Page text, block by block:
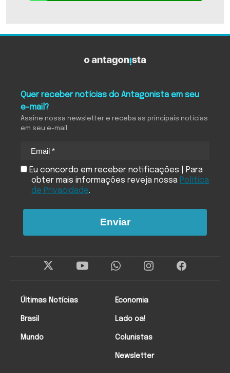
Últimas Notícias
Brasil
Mundo
Economia
Lado oa!
Colunistas
Newsletter
Quer receber notícias do Antagonista em seu
e-mail?
Assine nossa newsletter e receba as principais notícias
em seu e-mail
Eu concordo em receber notificações | Para
obter mais informações reveja nossa Política
de Privacidade.
Enviar